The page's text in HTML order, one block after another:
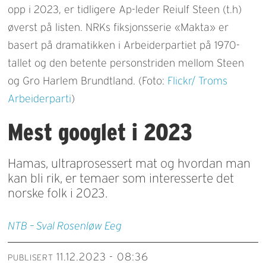
opp i 2023, er tidligere Ap-leder Reiulf Steen (t.h)
øverst på listen. NRKs fiksjonsserie «Makta» er
basert på dramatikken i Arbeiderpartiet på 1970-
tallet og den betente personstriden mellom Steen
og Gro Harlem Brundtland. (Foto: Flickr/ Troms
Arbeiderparti)
Mest googlet i 2023
Hamas, ultraprosessert mat og hvordan man
kan bli rik, er temaer som interesserte det
norske folk i 2023.
NTB – Sval Rosenløw Eeg
PUBLISERT 11.12.2023 - 08:36